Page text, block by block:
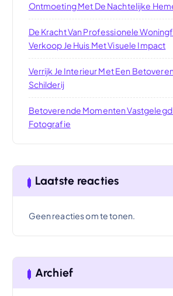
Ontmoeting Met De Nachtelijke
De Kracht Van Professionele
Verkoop Je Huis Met Visuele Impact
Verrijk Je Interieur Met Een
Schilderij
Betoverende Momenten Vastgelegd
Fotografie
Laatste reacties
Geen reacties om te tonen.
Archief